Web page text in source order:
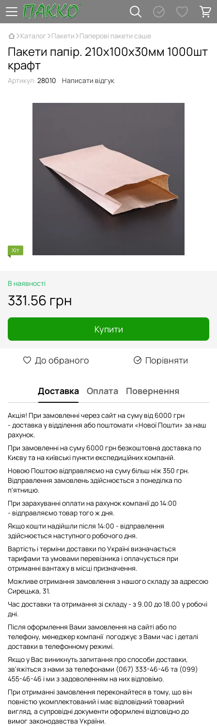
Каталог Пакети Паперові пакети саше
Пакети папір. 210х100х30мм 1000шт
крафт
Артикул: 28010 Написати відгук
Хіт
В наявності
331.56 грн
Купити
До обраного Порівняти
Доставка Оплата Повернення
Акція! При замовленні через сайт на суму від 6000 грн
- доставка у відділення або поштомати «Нової Пошти» за наш
рахунок.
При замовленні на суму 6000 грн безкоштовна доставка по
Києву та на київські пункти експедиційних компаній.
Новою Поштою відправляємо на суму більш ніж 350 грн.
Відправлення замовлень здійснюється з понеділка по
п'ятницю.
При зарахуванні оплати на рахунок компанії до 14:00
- відправляємо товар того ж дня.
Якщо кошти надійшли після 14:00 - відправлення
здійснюється наступного робочого дня.
Вартість і терміни доставки по Україні визначається
тарифами та умовами перевізника і оплачується при
отриманні вантажу в місці призначення.
Можливе отримання замовлення з нашого складу за адресою
Сирецька, 31.
Час доставки та отримання зі складу - з 9.00 до 18.00 у робочі
дні.
Після оформлення Вами замовлення на сайті або по
телефону, менеджер компанії погоджує з Вами час і деталі
доставки в телефонному режимі.
Якщо у Вас виникнуть запитання про способи доставки,
зв'яжіться з нами за телефонами (067) 333-46-46 та (099)
455-46-46 і ми з задоволенням на них відповімо.
При отриманні замовлення переконайтеся в тому, що він
повністю укомплектований і має відповідний товарний
вигляд, а супровідні документи оформлені відповідно до
вимог законодавства України.